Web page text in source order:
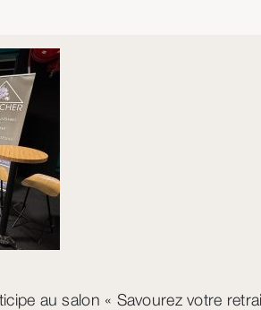
au salon « Savourez votre